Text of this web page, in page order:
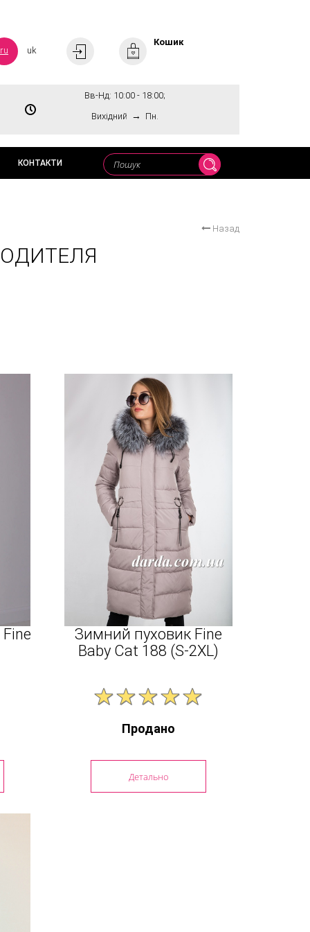
ru uk
Кошик
Вв-Нд: 10:00 - 18:00;
Вихідний → Пн.
КОНТАКТИ
Назад
Зимний пуховик Fine
Baby Cat 188 (S-2XL)
Продано
Детально